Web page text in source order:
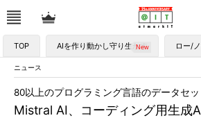
TOP AIを作り動かし守り生かす ロー/
ニュース
Mistral AI、コーディング用生成
80以上のプログラミング言語のデータセ